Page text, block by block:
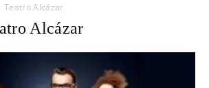
Teatro Alcázar
Alcázar